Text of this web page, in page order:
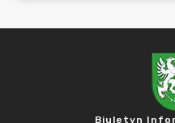
Biuletyn